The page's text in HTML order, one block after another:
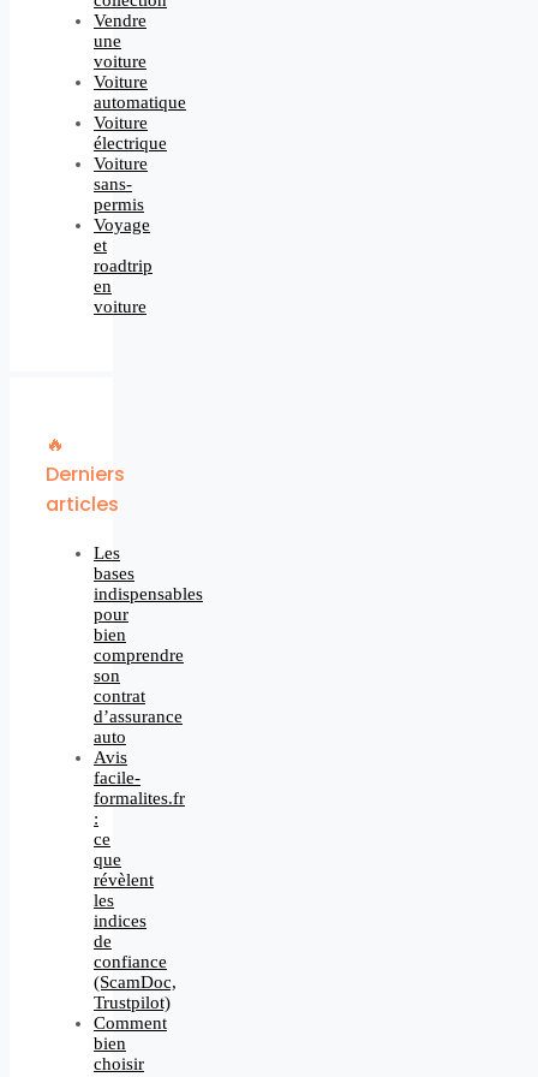
Vendre
une
voiture
Voiture
automatique
Voiture
électrique
Voiture
sans-
permis
Voyage
et
roadtrip
en
voiture
🔥
Derniers
articles
Les
bases
indispensables
pour
bien
comprendre
son
contrat
d’assurance
auto
Avis
facile-
formalites.fr
:
ce
que
révèlent
les
indices
de
confiance
(ScamDoc,
Trustpilot)
Comment
bien
choisir